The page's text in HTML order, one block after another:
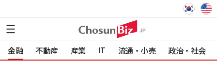
金融 不動産 産業 IT 流通・小売 政治・社会